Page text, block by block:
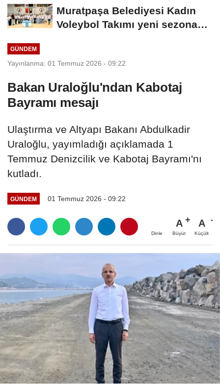
Muratpaşa Belediyesi Kadın
Voleybol Takımı yeni sezona
GÜNDEM
Yayınlanma: 01 Temmuz 2026 - 09:22
Bakan Uraloğlu'ndan Kabotaj
Bayramı mesajı
Ulaştırma ve Altyapı Bakanı Abdulkadir
Uraloğlu, yayımladığı açıklamada 1
Temmuz Denizcilik ve Kabotaj Bayramı'nı
kutladı.
GÜNDEM 01 Temmuz 2026 - 09:22
Dinle
A
Büyüt
A
Küçült